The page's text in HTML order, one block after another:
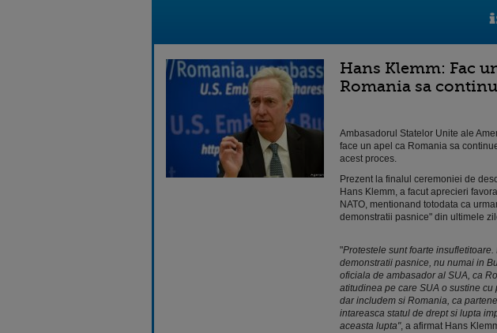
Hans Klemm: Fac
Romania sa
Ambasadorul Statelor Unite ale
face un apel ca Romania sa
acest proces.
Prezent la finalul ceremoniei de
Hans Klemm, a facut aprecieri
NATO, mentionand totodata ca
demonstratii pasnice" din ultimele
"Protestele sunt foarte
demonstratii pasnice, nu numai in
oficiala de ambasador al SUA, ca
atitudinea pe care SUA o sustine
dar includem si Romania, ca
intareasca statul de drept si lupta
aceasta lupta", a afirmat Hans